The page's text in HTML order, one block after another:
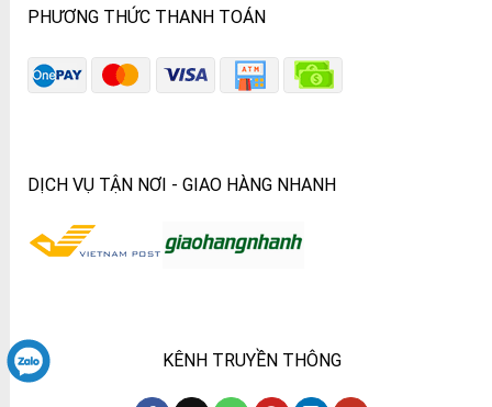
PHƯƠNG THỨC THANH TOÁN
DỊCH VỤ TẬN NƠI - GIAO HÀNG NHANH
KÊNH TRUYỀN THÔNG